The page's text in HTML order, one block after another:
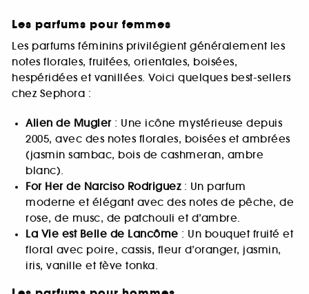
Les parfums pour femmes
Les parfums féminins privilégient généralement les
notes florales, fruitées, orientales, boisées,
hespéridées et vanillées. Voici quelques best-sellers
chez Sephora :
Alien de Mugler: Une icône mystérieuse depuis
2005, avec des notes florales, boisées et ambrées
(jasmin sambac, bois de cashmeran, ambre
blanc).
For Her de Narciso Rodriguez: Un parfum
moderne et élégant avec des notes de pêche, de
rose, de musc, de patchouli et d’ambre.
La Vie est Belle de Lancôme : Un bouquet fruité et
floral avec poire, cassis, fleur d’oranger, jasmin,
iris, vanille et fève tonka.